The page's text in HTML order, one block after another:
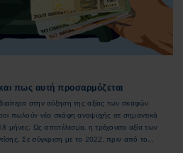
πως αυτή προσαρμόζεται
στην αύξηση της αξίας των σκαφών
πωλούν νέα σκάφη αναψυχής σε σημαντικά
μήνες. Ως αποτέλεσμα, η τρέχουσα αξία των
Σε σύγκριση με το 2022, πριν από το